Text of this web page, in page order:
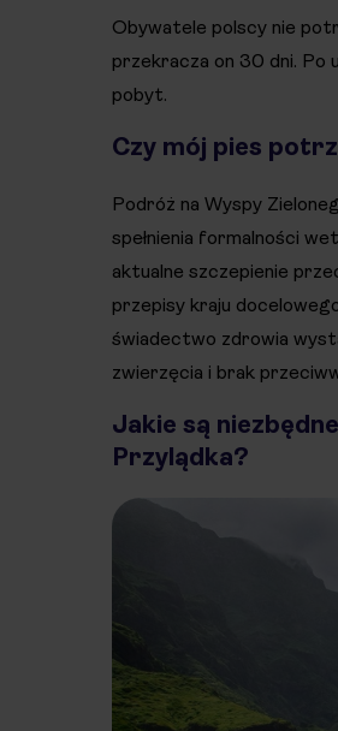
Obywatele polscy nie
przekracza on 30 dni. Po
pobyt.
Czy mój pies
Podróż na Wyspy
spełnienia formalności
aktualne szczepienie
przepisy kraju
świadectwo zdrowia
zwierzęcia i brak
Jakie są
Przylądka?